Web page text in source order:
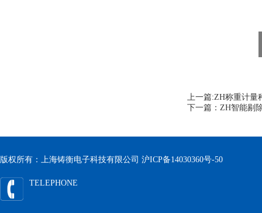
上一篇:ZH称重计量
下一篇： ZH智能剔
版权所有：上海铸衡电子科技有限公司 沪ICP备14030360号-50
TELEPHONE